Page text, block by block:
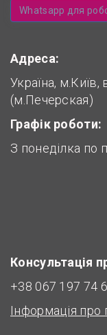
Whatsapp для
Адреса:
Україна, м.Київ,
(м.Печерская)
Графік роботи:
З понеділка по
Консультація
+38 067 197 74
Інформація